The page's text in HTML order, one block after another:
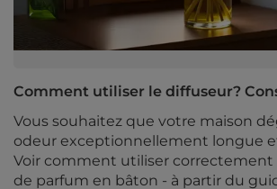
Comment utiliser le diffuseur?
Vous souhaitez que votre maison
odeur exceptionnellement longue
Voir comment utiliser correctement
de parfum en bâton - à partir du